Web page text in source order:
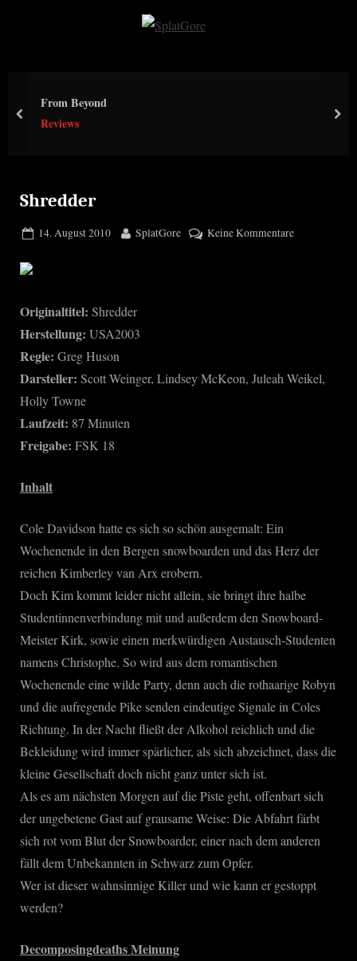
From Beyond
Reviews
prev
Shredder
Posted
14. August 2010 By
SplatGore Keine Kommentarezu
Originaltitel: Shredder
Herstellung: USA2003
Regie: Greg Huson
Darsteller: Scott Weinger, Lindsey McKeon, Juleah Weikel,
Holly Towne
Laufzeit: 87 Minuten
Freigabe: FSK 18
Inhalt
Cole Davidson hatte es sich so schön ausgemalt: Ein
Wochenende in den Bergen snowboarden und das Herz der
reichen Kimberley van Arx erobern.
Doch Kim kommt leider nicht allein, sie bringt ihre halbe
Studentinnenverbindung mit und außerdem den Snowboard-
Meister Kirk, sowie einen merkwürdigen Austausch-Studenten
namens Christophe. So wird aus dem romantischen
Wochenende eine wilde Party, denn auch die rothaarige Robyn
und die aufregende Pike senden eindeutige Signale in Coles
Richtung. In der Nacht fließt der Alkohol reichlich und die
Bekleidung wird immer spärlicher, als sich abzeichnet, dass die
kleine Gesellschaft doch nicht ganz unter sich ist.
Als es am nächsten Morgen auf die Piste geht, offenbart sich
der ungebetene Gast auf grausame Weise: Die Abfahrt färbt
sich rot vom Blut der Snowboarder, einer nach dem anderen
fällt dem Unbekannten in Schwarz zum Opfer.
Wer ist dieser wahnsinnige Killer und wie kann er gestoppt
werden?
Decomposingdeaths Meinung